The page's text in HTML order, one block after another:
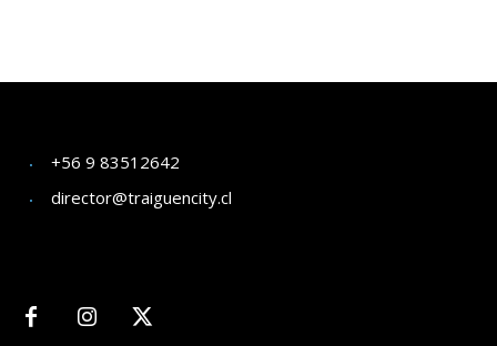
+56 9 83512642
director@traiguencity.cl